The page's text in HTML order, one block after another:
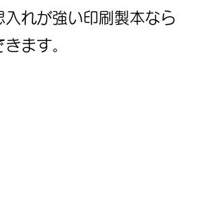
れが強い印刷製本なら
ます。